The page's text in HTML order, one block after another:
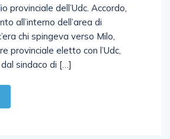
provinciale dell’Udc. Accordo,
all’interno dell’area di
chi spingeva verso Milo,
provinciale eletto con l’Udc,
sindaco di […]